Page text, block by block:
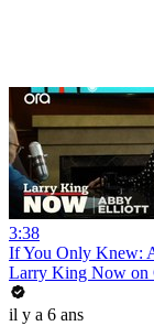
3:38
If You Only Knew:
Larry King Now on
il y a 6 ans